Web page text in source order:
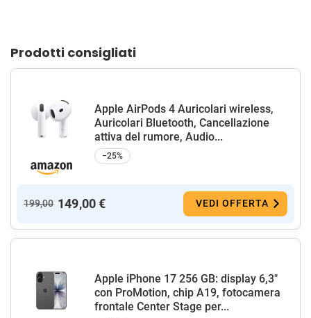
Prodotti consigliati
Apple AirPods 4 Auricolari wireless,
Auricolari Bluetooth, Cancellazione
attiva del rumore, Audio...
−25%
199,00 149,00 € VEDI OFFERTA
Apple iPhone 17 256 GB: display 6,3"
con ProMotion, chip A19, fotocamera
frontale Center Stage per...